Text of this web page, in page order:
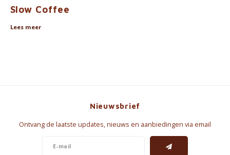
Slow Coffee
Lees meer
Nieuwsbrief
Ontvang de laatste updates, nieuws en aanbiedingen via email